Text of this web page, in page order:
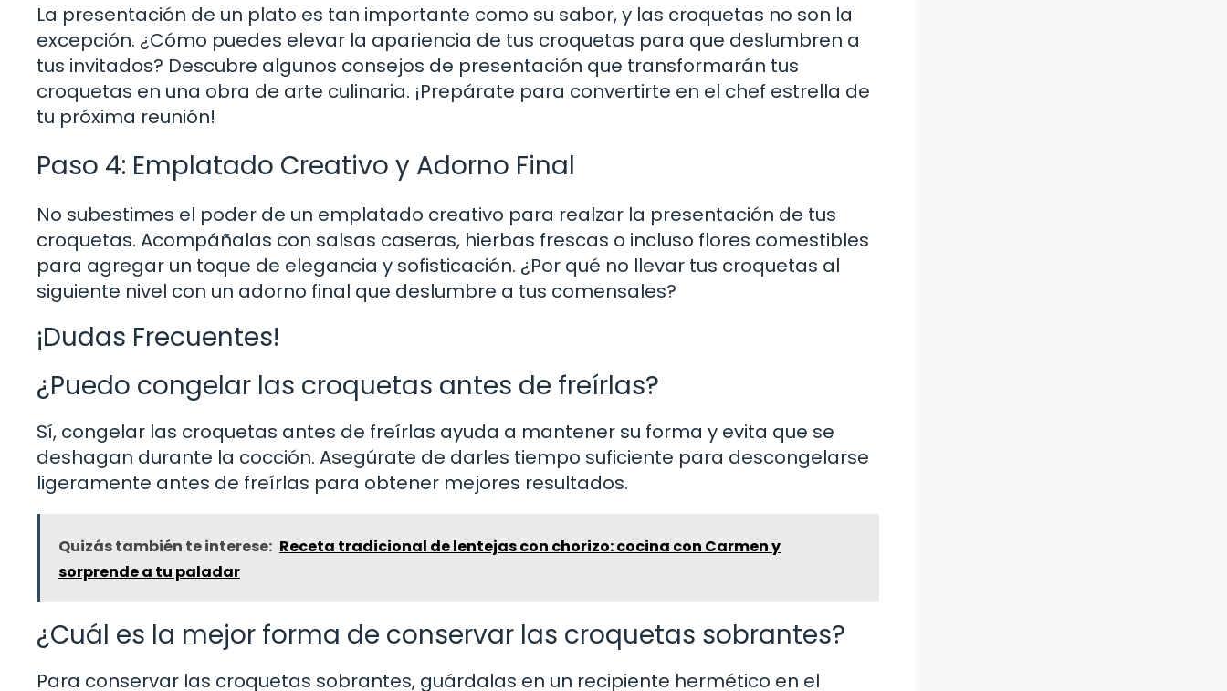
La presentación de un plato es tan importante como su sabor, y las croquetas no son la
excepción. ¿Cómo puedes elevar la apariencia de tus croquetas para que deslumbren a
tus invitados? Descubre algunos consejos de presentación que transformarán tus
croquetas en una obra de arte culinaria. ¡Prepárate para convertirte en el chef estrella de
tu próxima reunión!
Paso 4: Emplatado Creativo y Adorno Final
No subestimes el poder de un emplatado creativo para realzar la presentación de tus
croquetas. Acompáñalas con salsas caseras, hierbas frescas o incluso flores comestibles
para agregar un toque de elegancia y sofisticación. ¿Por qué no llevar tus croquetas al
siguiente nivel con un adorno final que deslumbre a tus comensales?
¡Dudas Frecuentes!
¿Puedo congelar las croquetas antes de freírlas?
Sí, congelar las croquetas antes de freírlas ayuda a mantener su forma y evita que se
deshagan durante la cocción. Asegúrate de darles tiempo suficiente para descongelarse
ligeramente antes de freírlas para obtener mejores resultados.
Quizás también te interese: Receta tradicional de lentejas con chorizo: cocina con Carmen y
sorprende a tu paladar
¿Cuál es la mejor forma de conservar las croquetas sobrantes?
Para conservar las croquetas sobrantes, guárdalas en un recipiente hermético en el